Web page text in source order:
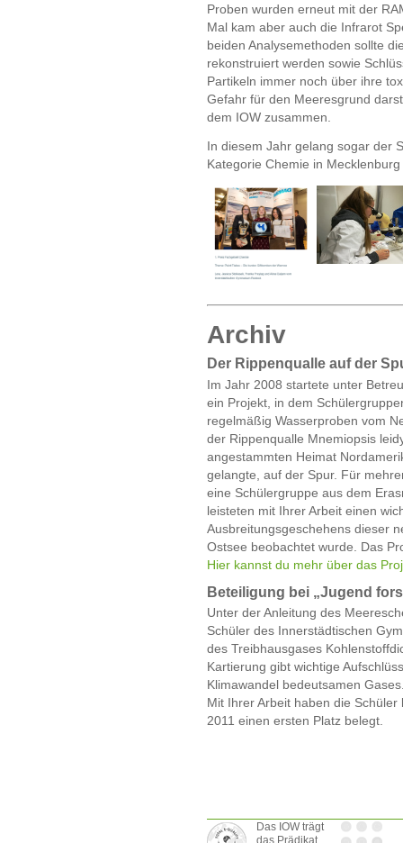
Proben wurden erneut mit der
Mal kam aber auch die Infrarot
beiden Analysemethoden sollte
rekonstruiert werden sowie
Partikeln immer noch über ihre
Gefahr für den Meeresgrund
dem IOW zusammen.
In diesem Jahr gelang sogar der
Kategorie Chemie in
Archiv
Der Rippenqualle auf der
Im Jahr 2008 startete unter
ein Projekt, in dem
regelmäßig Wasserproben vom
der Rippenqualle Mnemiopsis
angestammten Heimat
gelangte, auf der Spur. Für
eine Schülergruppe aus dem
leisteten mit Ihrer Arbeit einen
Ausbreitungsgeschehens dieser
Ostsee beobachtet wurde. Das
Hier kannst du mehr über das
Beteiligung bei „Jugend
Unter der Anleitung des
Schüler des Innerstädtischen
des Treibhausgases
Kartierung gibt wichtige
Klimawandel bedeutsamen
Mit Ihrer Arbeit haben die Schüler
2011 einen ersten Platz belegt.
Das IOW trägt
das Prädikat